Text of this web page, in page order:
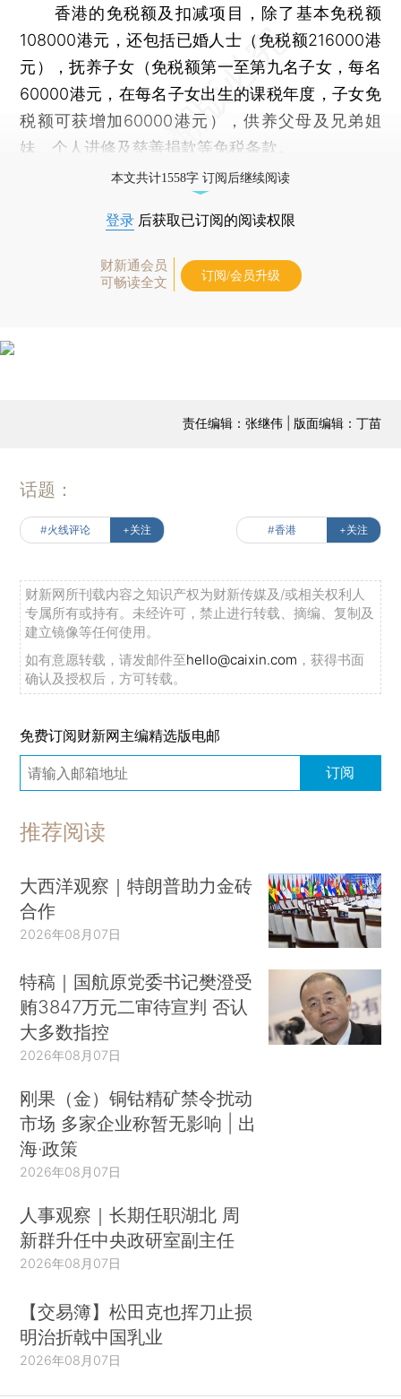
香港的免税额及扣减项目，除了基本免税额
108000港元，还包括已婚人士（免税额216000港
元），抚养子女（免税额第一至第九名子女，每名
60000港元，在每名子女出生的课税年度，子女免
税额可获增加60000港元），供养父母及兄弟姐
妹、个人进修及慈善捐款等免税条款。
本文共计1558字 订阅后继续阅读
登录 后获取已订阅的阅读权限
财新通会员
可畅读全文
订阅/会员升级
责任编辑：张继伟 | 版面编辑：丁苗
话题：
#火线评论 +关注 #香港 +关注
财新网所刊载内容之知识产权为财新传媒及/或相关权利人
专属所有或持有。未经许可，禁止进行转载、摘编、复制及
建立镜像等任何使用。
如有意愿转载，请发邮件至hello@caixin.com ，获得书面
确认及授权后，方可转载。
免费订阅财新网主编精选版电邮
订阅
推荐阅读
大西洋观察｜特朗普助力金砖
合作
2026年08月07日
特稿｜国航原党委书记樊澄受
贿3847万元二审待宣判 否认
大多数指控
2026年08月07日
刚果（金）铜钴精矿禁令扰动
市场 多家企业称暂无影响 | 出
海·政策
2026年08月07日
人事观察｜长期任职湖北 周
新群升任中央政研室副主任
2026年08月07日
【交易簿】松田克也挥刀止损
明治折戟中国乳业
2026年08月07日